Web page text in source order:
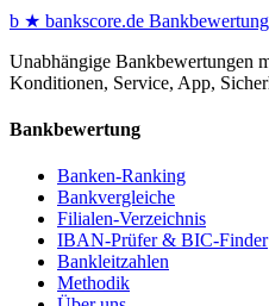
b ★ bankscore.de
Unabhängige Bankbewertungen
Konditionen, Service, App,
Bankbewertung
Banken-Ranking
Bankvergleiche
Filialen-Verzeichnis
IBAN-Prüfer & BIC-Finder
Bankleitzahlen
Methodik